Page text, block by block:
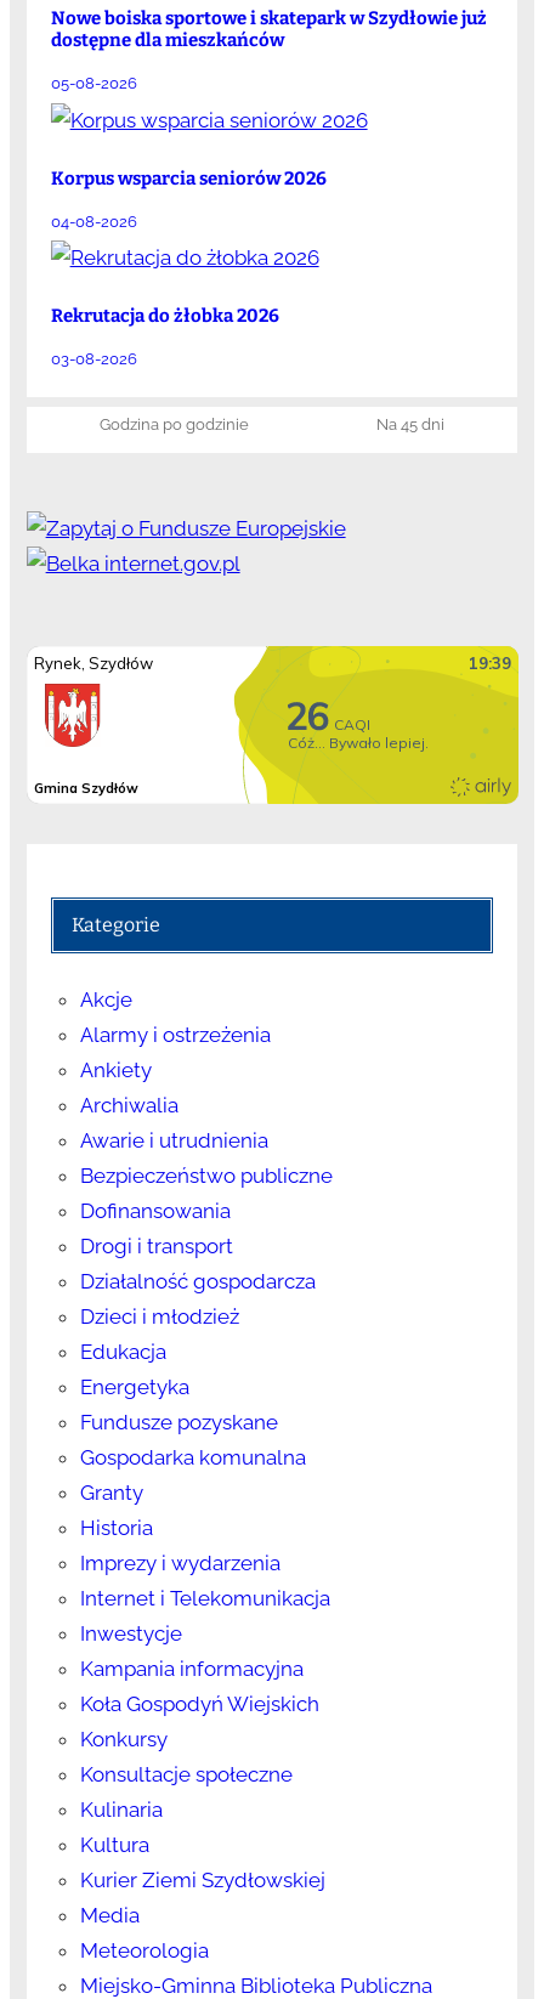
Nowe boiska sportowe i skatepark w Szydłowie już
dostępne dla mieszkańców
05-08-2026
Korpus wsparcia seniorów 2026
04-08-2026
Rekrutacja do żłobka 2026
03-08-2026
Godzina po godzinie Na 45 dni
Kategorie
Akcje
Alarmy i ostrzeżenia
Ankiety
Archiwalia
Awarie i utrudnienia
Bezpieczeństwo publiczne
Dofinansowania
Drogi i transport
Działalność gospodarcza
Dzieci i młodzież
Edukacja
Energetyka
Fundusze pozyskane
Gospodarka komunalna
Granty
Historia
Imprezy i wydarzenia
Internet i Telekomunikacja
Inwestycje
Kampania informacyjna
Koła Gospodyń Wiejskich
Konkursy
Konsultacje społeczne
Kulinaria
Kultura
Kurier Ziemi Szydłowskiej
Media
Meteorologia
Miejsko-Gminna Biblioteka Publiczna